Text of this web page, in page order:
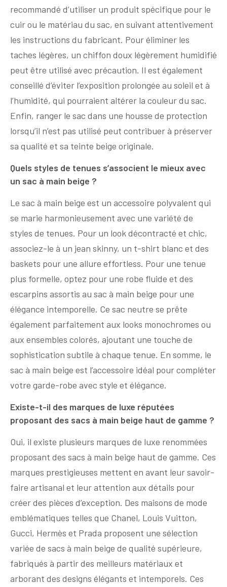
recommandé d’utiliser un produit spécifique pour le
cuir ou le matériau du sac, en suivant attentivement
les instructions du fabricant. Pour éliminer les
taches légères, un chiffon doux légèrement humidifié
peut être utilisé avec précaution. Il est également
conseillé d’éviter l’exposition prolongée au soleil et à
l’humidité, qui pourraient altérer la couleur du sac.
Enfin, ranger le sac dans une housse de protection
lorsqu’il n’est pas utilisé peut contribuer à préserver
sa qualité et sa teinte beige originale.
Quels styles de tenues s’associent le mieux avec
un sac à main beige ?
Le sac à main beige est un accessoire polyvalent qui
se marie harmonieusement avec une variété de
styles de tenues. Pour un look décontracté et chic,
associez-le à un jean skinny, un t-shirt blanc et des
baskets pour une allure effortless. Pour une tenue
plus formelle, optez pour une robe fluide et des
escarpins assortis au sac à main beige pour une
élégance intemporelle. Ce sac neutre se prête
également parfaitement aux looks monochromes ou
aux ensembles colorés, ajoutant une touche de
sophistication subtile à chaque tenue. En somme, le
sac à main beige est l’accessoire idéal pour compléter
votre garde-robe avec style et élégance.
Existe-t-il des marques de luxe réputées
proposant des sacs à main beige haut de gamme ?
Oui, il existe plusieurs marques de luxe renommées
proposant des sacs à main beige haut de gamme. Ces
marques prestigieuses mettent en avant leur savoir-
faire artisanal et leur attention aux détails pour
créer des pièces d’exception. Des maisons de mode
emblématiques telles que Chanel, Louis Vuitton,
Gucci, Hermès et Prada proposent une sélection
variée de sacs à main beige de qualité supérieure,
fabriqués à partir des meilleurs matériaux et
arborant des designs élégants et intemporels. Ces